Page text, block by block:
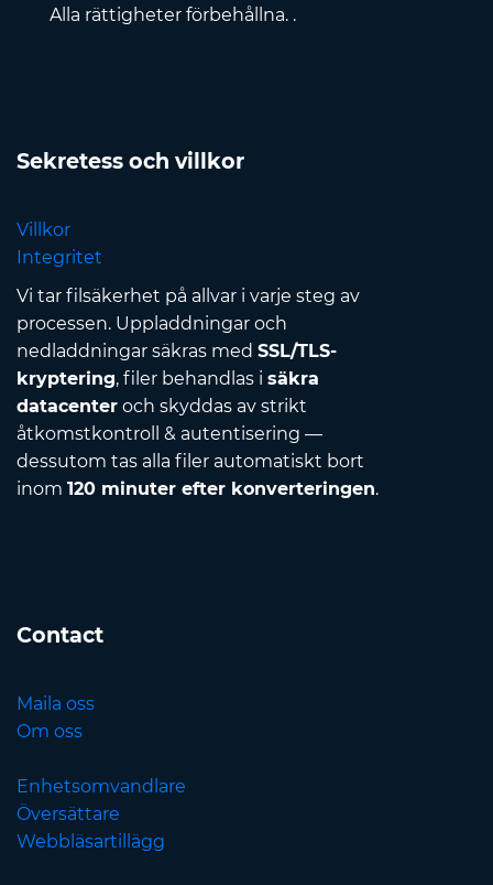
Alla rättigheter förbehållna. .
Sekretess och villkor
Villkor
Integritet
Vi tar filsäkerhet på allvar i varje steg av
processen. Uppladdningar och
nedladdningar säkras med SSL/TLS-
kryptering, filer behandlas i säkra
datacenter och skyddas av strikt
åtkomstkontroll & autentisering —
dessutom tas alla filer automatiskt bort
inom 120 minuter efter konverteringen.
Contact
Maila oss
Om oss
Enhetsomvandlare
Översättare
Webbläsartillägg